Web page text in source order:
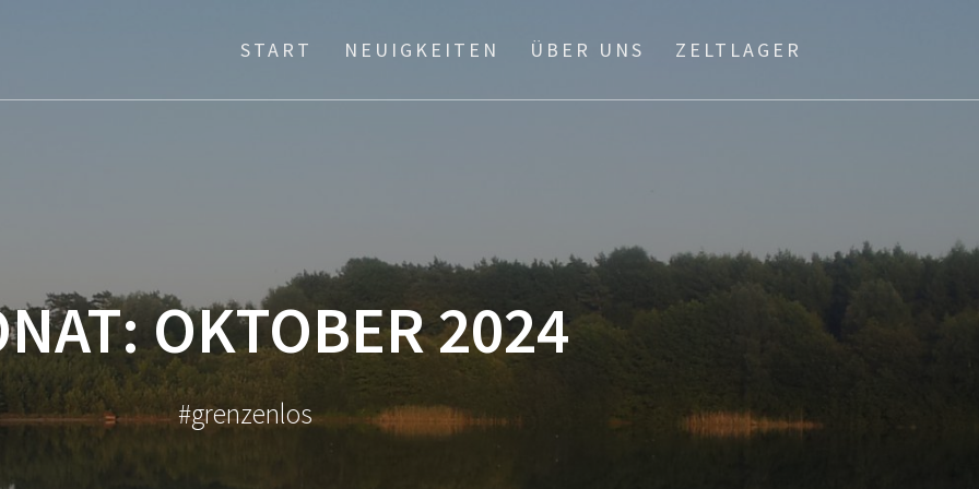
START NEUIGKEITEN ÜBER UNS ZELTLAGER
OKTOBER 2024
#grenzenlos